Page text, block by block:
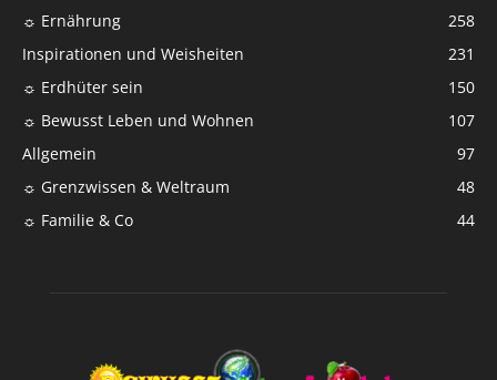
☼ Ernährung
258
Inspirationen und Weisheiten
231
☼ Erdhüter sein
150
☼ Bewusst Leben und Wohnen
107
Allgemein
97
☼ Grenzwissen & Weltraum
48
☼ Familie & Co
44